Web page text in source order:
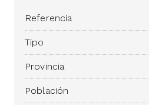
Referencia
Tipo
Provincia
Población